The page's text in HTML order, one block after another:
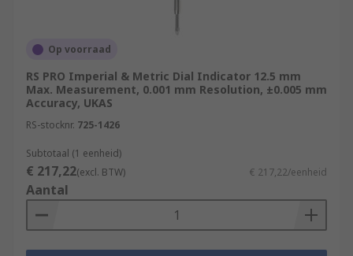
Op voorraad
RS PRO Imperial & Metric Dial Indicator 12.5 mm
Max. Measurement, 0.001 mm Resolution, ±0.005 mm
Accuracy, UKAS
RS-stocknr. 725-1426
Subtotaal (1 eenheid)
€ 217,22(excl. BTW) € 217,22/eenheid
Aantal